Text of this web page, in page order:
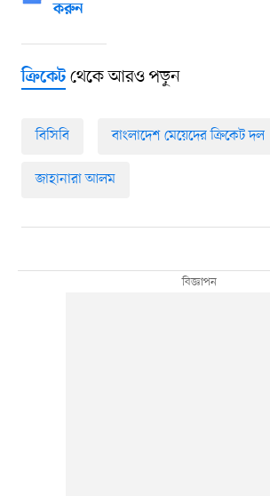
করুন
ক্রিকেটথেকে আরও পড়ুন
বিসিবি বাংলাদেশ মেয়েদের ক্রিকেট দল
জাহানারা আলম